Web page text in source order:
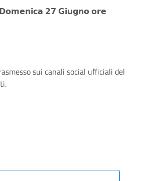
𝗗𝗼𝗺𝗲𝗻𝗶𝗰𝗮 𝟮𝟳 𝗚𝗶𝘂𝗴𝗻𝗼𝗼𝗿𝗲
sui canali social ufficiali del